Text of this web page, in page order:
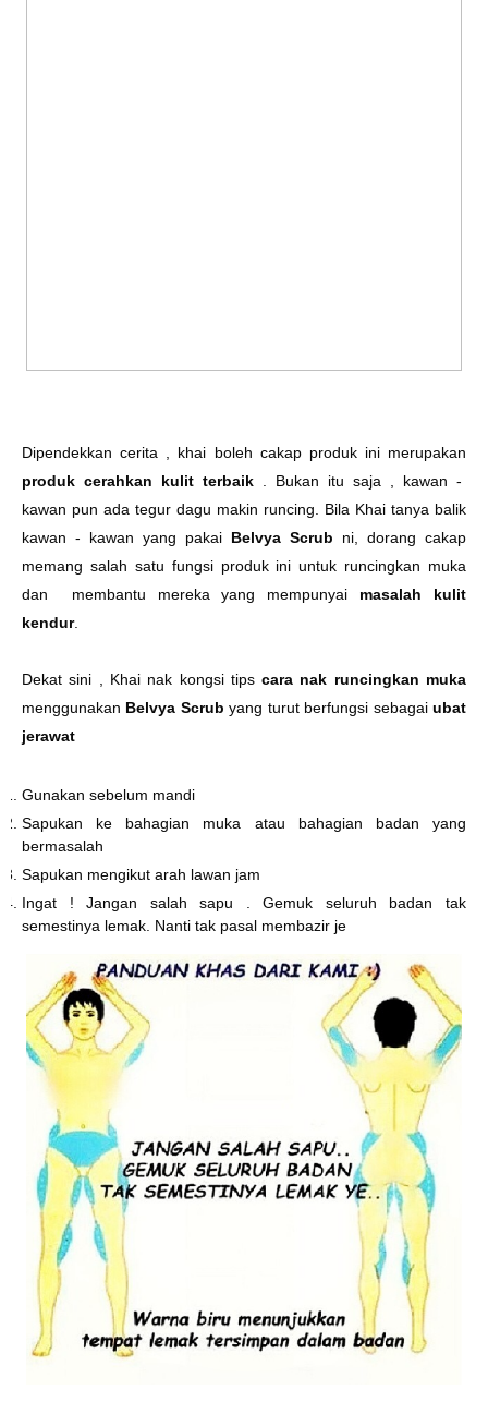
Dipendekkan cerita , khai boleh cakap produk ini merupakan
produk cerahkan kulit terbaik . Bukan itu saja , kawan -
kawan pun ada tegur dagu makin runcing. Bila Khai tanya balik
kawan - kawan yang pakai Belvya Scrub ni, dorang cakap
memang salah satu fungsi produk ini untuk runcingkan muka
dan membantu mereka yang mempunyai masalah kulit
kendur.
Dekat sini , Khai nak kongsi tipscara nak runcingkan muka
menggunakan Belvya Scrub yang turut berfungsi sebagaiubat
jerawat
Gunakan sebelum mandi
Sapukan ke bahagian muka atau bahagian badan yang
bermasalah
Sapukan mengikut arah lawan jam
Ingat ! Jangan salah sapu . Gemuk seluruh badan tak
semestinya lemak. Nanti tak pasal membazir je